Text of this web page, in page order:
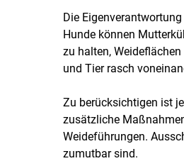
Die
Hunde können
zu halten,
und Tier rasch
Zu berücksichtigen ist
zusätzliche
Weideführungen.
zumutbar sind.